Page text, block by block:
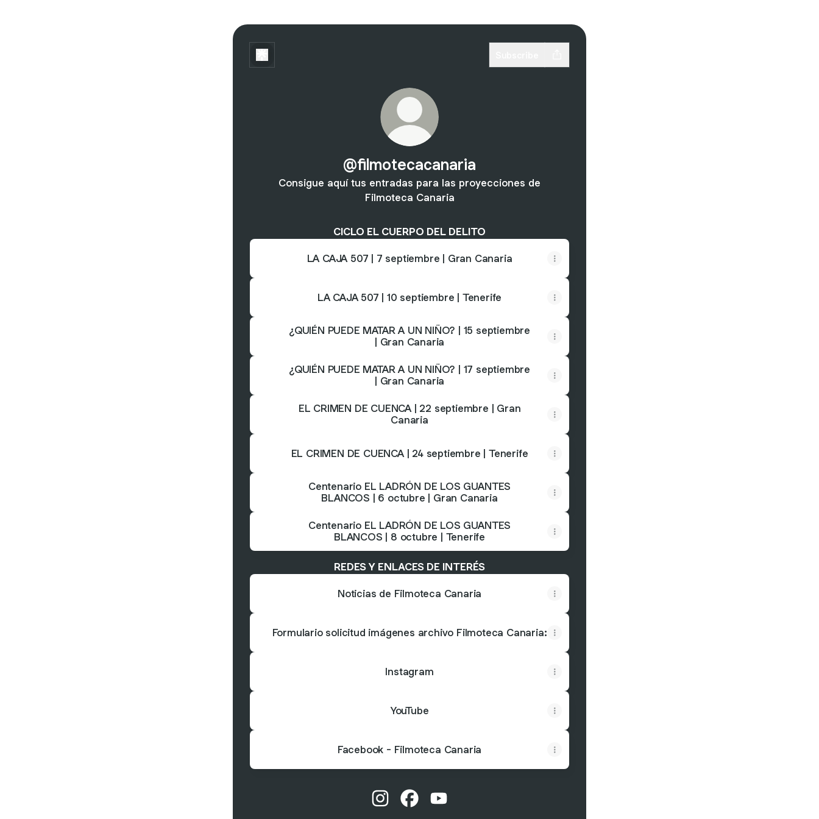
@filmotecacanaria
Consigue aquí tus entradas para las proyecciones de
Filmoteca Canaria
CICLO EL CUERPO DEL DELITO
LA CAJA 507 | 7 septiembre | Gran Canaria
LA CAJA 507 | 10 septiembre | Tenerife
¿QUIÉN PUEDE MATAR A UN NIÑO? | 15 septiembre
| Gran Canaria
¿QUIÉN PUEDE MATAR A UN NIÑO? | 17 septiembre
| Gran Canaria
EL CRIMEN DE CUENCA | 22 septiembre | Gran
Canaria
EL CRIMEN DE CUENCA | 24 septiembre | Tenerife
Centenario EL LADRÓN DE LOS GUANTES
BLANCOS | 6 octubre | Gran Canaria
Centenario EL LADRÓN DE LOS GUANTES
BLANCOS | 8 octubre | Tenerife
REDES Y ENLACES DE INTERÉS
Noticias de Filmoteca Canaria
Formulario solicitud imágenes archivo Filmoteca Canaria:
Instagram
YouTube
Facebook - Filmoteca Canaria